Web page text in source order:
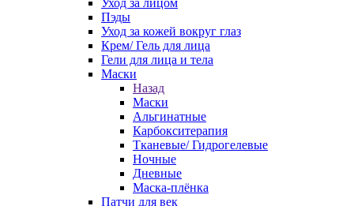
Уход за лицом
Пэды
Уход за кожей вокруг глаз
Крем/ Гель для лица
Гели для лица и тела
Маски
Назад
Маски
Альгинатные
Карбокситерапия
Тканевые/ Гидрогелевые
Ночные
Дневные
Маска-плёнка
Патчи для век